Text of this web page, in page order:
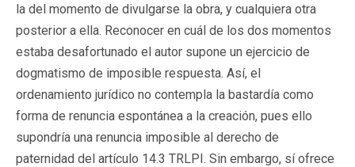
la del momento de divulgarse la obra, y cualquiera otra
posterior a ella. Reconocer en cuál de los dos momentos
estaba desafortunado el autor supone un ejercicio de
dogmatismo de imposible respuesta. Así, el
ordenamiento jurídico no contempla la bastardía como
forma de renuncia espontánea a la creación, pues ello
supondría una renuncia imposible al derecho de
paternidad del artículo 14.3 TRLPI. Sin embargo, sí ofrece